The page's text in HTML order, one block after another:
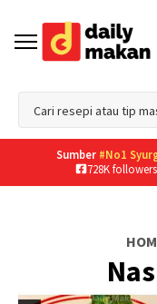
Sumber #No1
728K followers